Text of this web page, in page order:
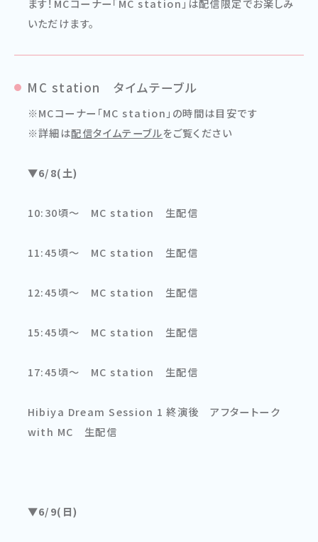
ます！MCコーナー「MC station」は配信限定でお楽しみ
いただけます。
MC station タイムテーブル
※MCコーナー「MC station」の時間は目安です
※詳細は配信タイムテーブルをご覧ください
▼6/8(土)
10:30頃〜 MC station 生配信
11:45頃〜 MC station 生配信
12:45頃〜 MC station 生配信
15:45頃〜 MC station 生配信
17:45頃〜 MC station 生配信
Hibiya Dream Session 1 終演後 アフタートーク
with MC 生配信
▼6/9(日)